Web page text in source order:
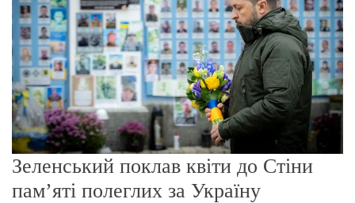
о
р
е
ж
и
м
у
Зеленський поклав квіти до Стіни
пам’яті полеглих за Україну